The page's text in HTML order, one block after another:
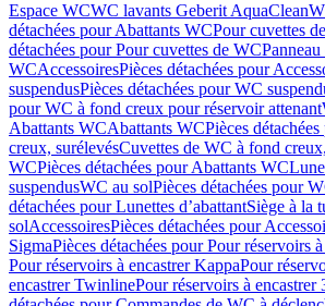
Espace WCWC lavants Geberit AquaClean
détachées pour Abattants WCPour cuvettes
détachées pour Pour cuvettes de WCPanneau
WCAccessoiresPièces détachées pour
suspendusPièces détachées pour WC
pour WC à fond creux pour réservoir attenant
Abattants WCAbattants WCPièces
creux, surélevésCuvettes de WC à fond
WCPièces détachées pour Abattants WC
suspendusWC au solPièces détachées pour
détachées pour Lunettes d’abattantSiège à la
solAccessoiresPièces détachées pour
SigmaPièces détachées pour Pour réservoirs
Pour réservoirs à encastrer KappaPour
encastrer TwinlinePour réservoirs à encastrer